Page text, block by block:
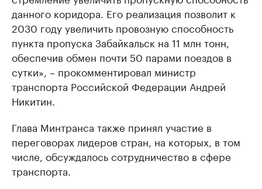
данного коридора. Его реализация позволит к
2030 году увеличить провозную способность
пункта пропуска Забайкальск на 11 млн тонн,
обеспечив обмен почти 50 парами поездов в
сутки», – прокомментировал министр
транспорта Российской Федерации Андрей
Никитин.
Глава Минтранса также принял участие в
переговорах лидеров стран, на которых, в том
числе, обсуждалось сотрудничество в сфере
транспорта.